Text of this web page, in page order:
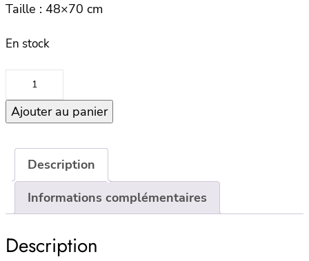
Taille : 48×70 cm
En stock
quantité
Torchon
Brulée
Ajouter au panier
Description
Informations complémentaires
Description